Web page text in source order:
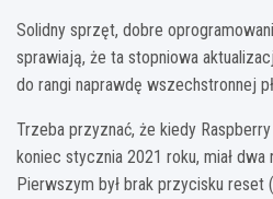
Solidny sprzęt, dobre
sprawiają, że ta stopniowa
do rangi naprawdę wszechstronnej
Trzeba przyznać, że kiedy
koniec stycznia 2021 roku, miał dwa
Pierwszym był brak przycisku reset